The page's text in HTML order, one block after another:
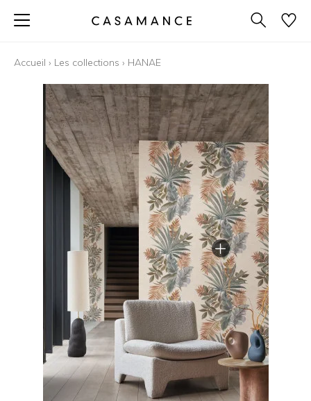
Accueil › Les collections › HANAE